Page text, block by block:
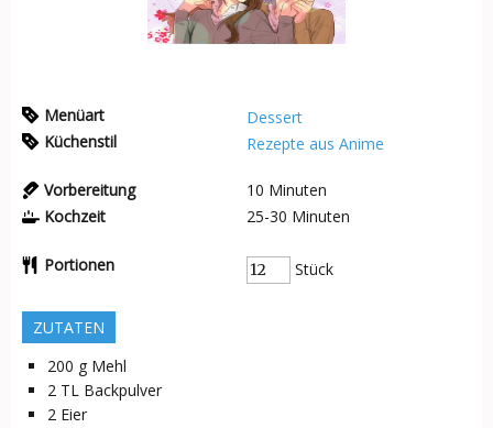
Menüart
Dessert
Küchenstil
Rezepte aus Anime
Vorbereitung 10 Minuten
Kochzeit
25-30 Minuten
Portionen Stück
ZUTATEN
200 g Mehl
2 TL Backpulver
2 Eier